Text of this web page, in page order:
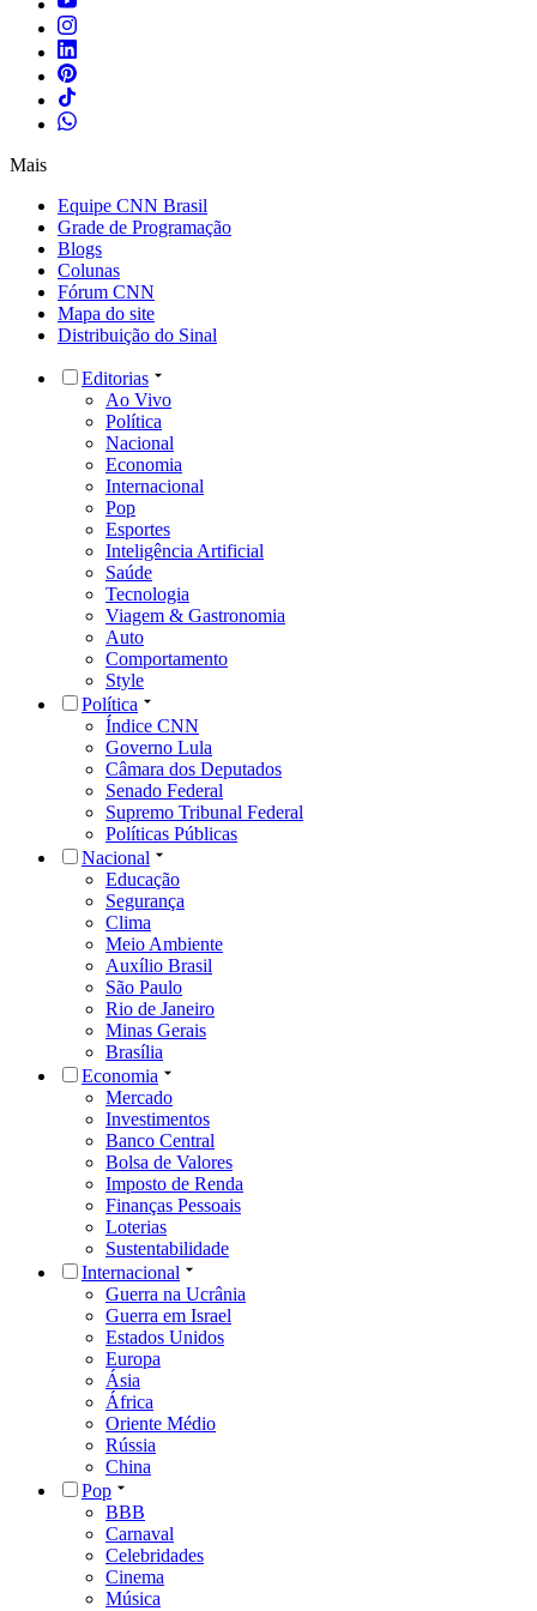
Mais
Equipe CNN Brasil
Grade de Programação
Blogs
Colunas
Fórum CNN
Mapa do site
Distribuição do Sinal
Editorias
Ao Vivo
Política
Nacional
Economia
Internacional
Pop
Esportes
Inteligência Artificial
Saúde
Tecnologia
Viagem & Gastronomia
Auto
Comportamento
Style
Política
Índice CNN
Governo Lula
Câmara dos Deputados
Senado Federal
Supremo Tribunal Federal
Políticas Públicas
Nacional
Educação
Segurança
Clima
Meio Ambiente
Auxílio Brasil
São Paulo
Rio de Janeiro
Minas Gerais
Brasília
Economia
Mercado
Investimentos
Banco Central
Bolsa de Valores
Imposto de Renda
Finanças Pessoais
Loterias
Sustentabilidade
Internacional
Guerra na Ucrânia
Guerra em Israel
Estados Unidos
Europa
Ásia
África
Oriente Médio
Rússia
China
Pop
BBB
Carnaval
Celebridades
Cinema
Música